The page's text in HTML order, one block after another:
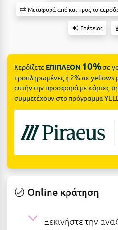
Γρεβενά
Γύθειο
Δελφοί
Ελούντα Κρήτης
Δες όλα τα πακέτα διακοπών
Μεταφορά από και προς το
Επέτειος
Κερδίζετε ΕΠΙΠΛΕΟΝ 10%σε
προπληρωμένες ή 2% σε yellows
αυτήν την προσφορά με κάρτες
συμμετέχουν στο πρόγραμμα
Online κράτηση
Ξεκινήστε την